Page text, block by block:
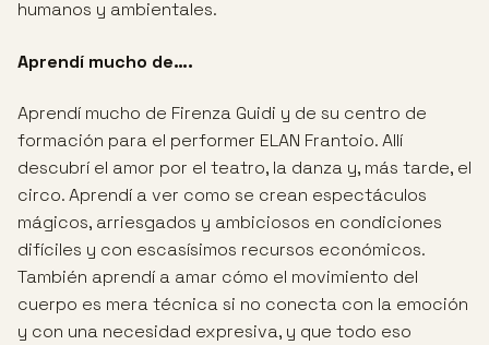
humanos y ambientales.
Aprendí mucho de….
Aprendí mucho de Firenza Guidi y de su centro de
formación para el performer ELAN Frantoio. Allí
descubrí el amor por el teatro, la danza y, más tarde, el
circo. Aprendí a ver como se crean espectáculos
mágicos, arriesgados y ambiciosos en condiciones
difíciles y con escasísimos recursos económicos.
También aprendí a amar cómo el movimiento del
cuerpo es mera técnica si no conecta con la emoción
y con una necesidad expresiva, y que todo eso